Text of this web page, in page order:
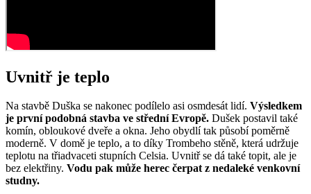
Uvnitř je teplo
Na stavbě Duška se nakonec podílelo asi osmdesát lidí. Výsledkem
je první podobná stavba ve střední Evropě. Dušek postavil také
komín, obloukové dveře a okna. Jeho obydlí tak působí poměrně
moderně. V domě je teplo, a to díky Trombeho stěně, která udržuje
teplotu na třiadvaceti stupních Celsia. Uvnitř se dá také topit, ale je
bez elektřiny. Vodu pak může herec čerpat z nedaleké venkovní
studny.